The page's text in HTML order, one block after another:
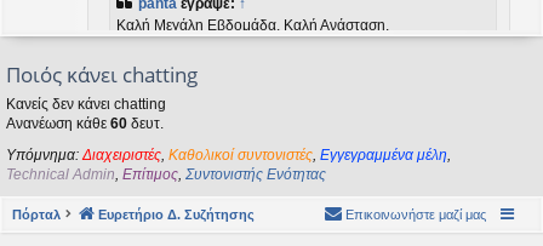
panta έγραψε: ↑
Καλή Μεγάλη Εβδομάδα. Καλή Ανάσταση.
Καλή Ανάσταση σε όλους!
kat_woman•Τετ 08 Απρ 2026, 14:21
pantaέγραψε:↑
Καλή Μεγάλη Εβδομάδα. Καλή Ανάσταση.
Καλή Ανάσταση σε όλους!
Ποιός κάνει chatting
Κανείς δεν κάνει chatting
Ανανέωση κάθε 60 δευτ.
Υπόμνημα: Διαχειριστές Καθολικοί συντονιστές Εγγεγραμμένα μέλη
Technical Admin Επίτιμος Συντονιστής Ενότητας
Πόρταλ Ευρετήριο Δ. Συζήτησης Επικοινωνήστε μαζί μας